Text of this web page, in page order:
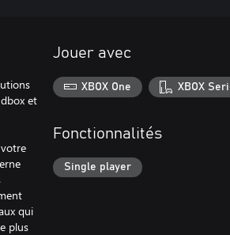
et
qui
plus
Jouer avec
XBOX One XBOX
Fonctionnalités
Single player